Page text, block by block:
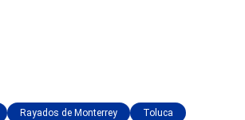
Rayados de Monterrey Toluca